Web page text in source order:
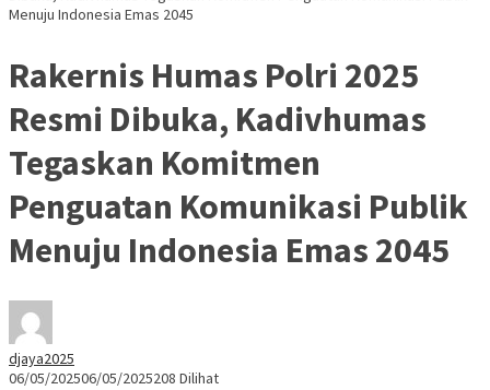
Menuju Indonesia Emas 2045
Rakernis Humas Polri 2025
Resmi Dibuka, Kadivhumas
Tegaskan Komitmen
Penguatan Komunikasi Publik
Menuju Indonesia Emas 2045
djaya2025
06/05/202506/05/2025208 Dilihat